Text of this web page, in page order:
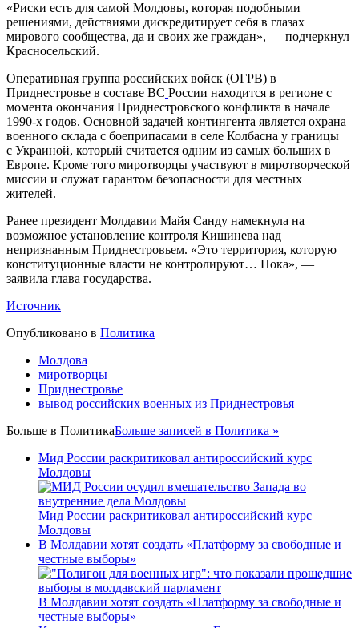
«Риски есть для самой Молдовы, которая подобными
решениями, действиями дискредитирует себя в глазах
мирового сообщества, да и своих же граждан», — подчеркнул
Красносельский.
Оперативная группа российских войск (ОГРВ) в
Приднестровье в составе ВС России находится в регионе с
момента окончания Приднестровского конфликта в начале
1990-х годов. Основной задачей контингента является охрана
военного склада с боеприпасами в селе Колбасна у границы
с Украиной, который считается одним из самых больших в
Европе. Кроме того миротворцы участвуют в миротворческой
миссии и служат гарантом безопасности для местных
жителей.
Ранее президент Молдавии Майя Санду намекнула на
возможное установление контроля Кишинева над
непризнанным Приднестровьем. «Это территория, которую
конституционные власти не контролируют… Пока», —
заявила глава государства.
Источник
Опубликовано в Политика
Молдова
миротворцы
Приднестровье
вывод российских военных из Приднестровья
Больше в ПолитикаБольше записей в Политика »
Мид России раскритиковал антироссийский курс
Молдовы
Мид России раскритиковал антироссийский курс
Молдовы
В Молдавии хотят создать «Платформу за свободные и
честные выборы»
В Молдавии хотят создать «Платформу за свободные и
честные выборы»